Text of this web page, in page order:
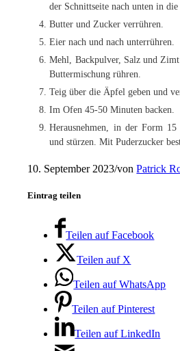
der Schnittseite nach unten in
Butter und Zucker verrühren.
Eier nach und nach unterrühren.
Mehl, Backpulver, Salz und
Buttermischung rühren.
Teig über die Äpfel geben und
Im Ofen 45-50 Minuten backen.
Herausnehmen, in der Form 15
und stürzen. Mit Puderzucker
10. September 2023/vonPatrick
Eintrag teilen
Teilen auf Facebook
Teilen auf X
Teilen auf WhatsApp
Teilen auf Pinterest
Teilen auf LinkedIn